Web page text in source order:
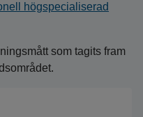
högspecialiserad
som tagits fram